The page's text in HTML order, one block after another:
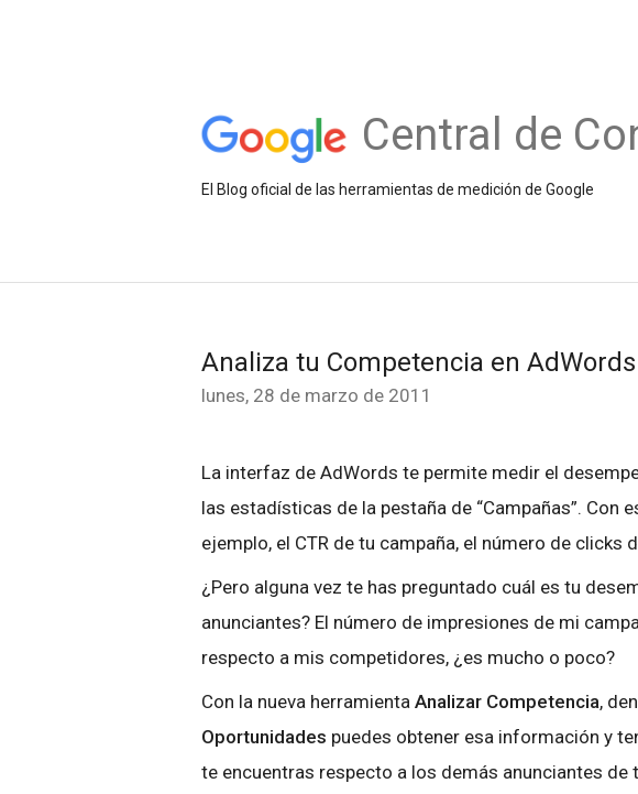
Central de
El Blog oficial de las herramientas de medición de Google
Analiza tu Competencia en AdWords
lunes, 28 de marzo de 2011
La interfaz de AdWords te permite medir el
las estadísticas de la pestaña de “Campañas”. Con
ejemplo, el CTR de tu campaña, el número de clicks
¿Pero alguna vez te has preguntado cuál es tu
anunciantes? El número de impresiones de mi
respecto a mis competidores, ¿es mucho o poco?
Con la nueva herramienta Analizar Competencia,
Oportunidades puedes obtener esa información y
te encuentras respecto a los demás anunciantes de